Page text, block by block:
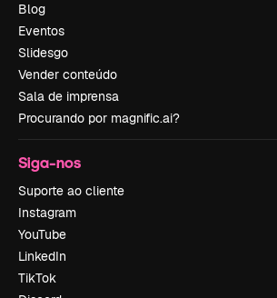
Blog
Eventos
Slidesgo
Vender conteúdo
Sala de imprensa
Procurando por magnific.ai?
Siga-nos
Suporte ao cliente
Instagram
YouTube
LinkedIn
TikTok